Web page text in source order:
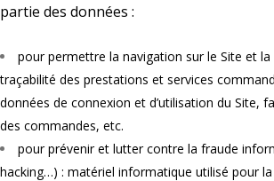
partie des données :
pour permettre la navigation sur le Site et
traçabilité des prestations et services
données de connexion et d’utilisation du Site,
des commandes, etc.
pour prévenir et lutter contre la fraude
hacking…) : matériel informatique utilisé pour la